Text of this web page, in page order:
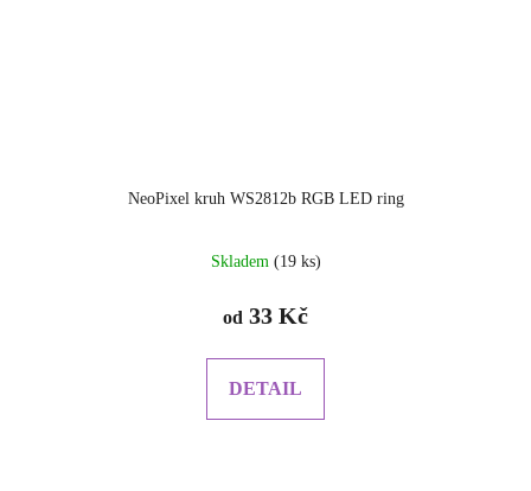
NeoPixel kruh WS2812b RGB LED ring
hodnocení
je
Skladem (19 ks)
od 33 Kč
DETAIL